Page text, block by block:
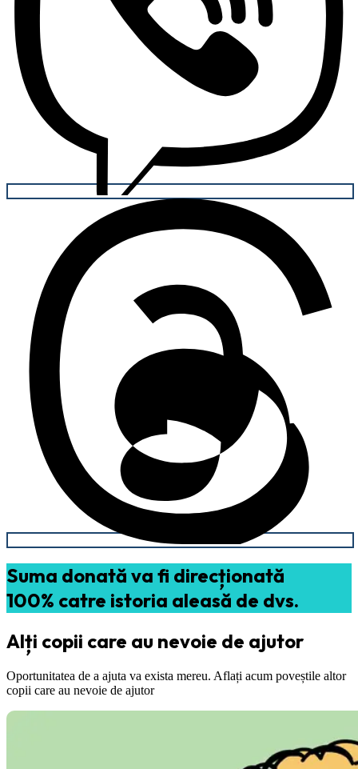
Suma donată va fi direcționată
100% catre istoria aleasă de dvs.
Alți copii care au nevoie de ajutor
Oportunitatea de a ajuta va exista mereu. Aflați acum poveștile altor
copii care au nevoie de ajutor